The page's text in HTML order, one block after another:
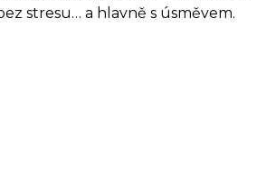
stresu… a hlavně s úsměvem.